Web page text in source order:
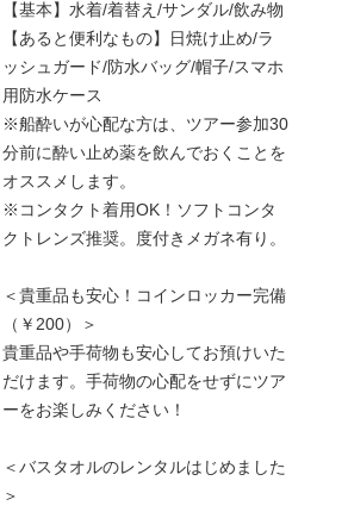
【基本】水着/着替え/サンダル/飲み物
【あると便利なもの】日焼け止め/ラ
ッシュガード/防水バッグ/帽子/スマホ
用防水ケース
※船酔いが心配な方は、ツアー参加30
分前に酔い止め薬を飲んでおくことを
オススメします。
※コンタクト着用OK！ソフトコンタ
クトレンズ推奨。度付きメガネ有り。
＜貴重品も安心！コインロッカー完備
（￥200）＞
貴重品や手荷物も安心してお預けいた
だけます。手荷物の心配をせずにツア
ーをお楽しみください！
＜バスタオルのレンタルはじめました
＞